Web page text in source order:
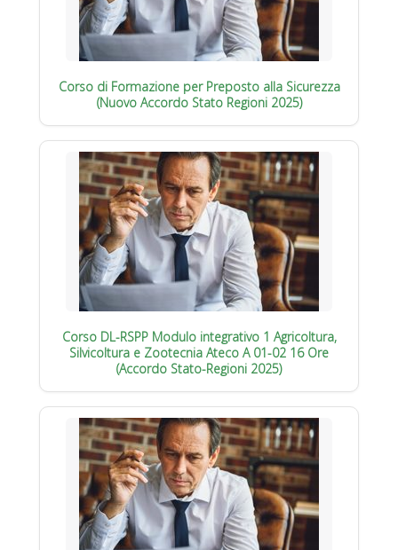
Corso di Formazione per Preposto alla Sicurezza
(Nuovo Accordo Stato Regioni 2025)
Corso DL-RSPP Modulo integrativo 1 Agricoltura,
Silvicoltura e Zootecnia Ateco A 01-02 16 Ore
(Accordo Stato-Regioni 2025)